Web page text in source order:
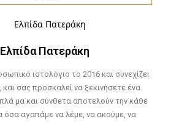
Ελπίδα Πατεράκη
ιστολόγιο το 2016 και συνεχίζει
και σας προσκαλεί να ξεκινήσετε ένα
μα και σύνθετα αποτελούν την κάθε
όσα αγαπάμε να λέμε, να ακούμε, να